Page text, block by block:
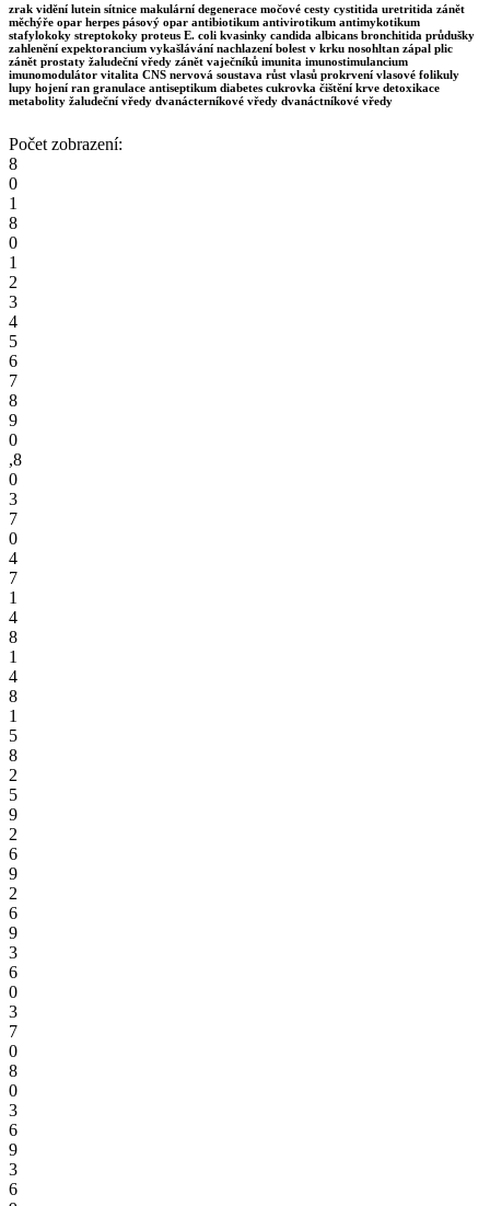
zrak vidění lutein sítnice makulární degenerace močové cesty cystitida uretritida zánět
měchýře opar herpes pásový opar antibiotikum antivirotikum antimykotikum
stafylokoky streptokoky proteus E. coli kvasinky candida albicans bronchitida průdušky
zahlenění expektorancium vykašlávání nachlazení bolest v krku nosohltan zápal plic
zánět prostaty žaludeční vředy zánět vaječníků imunita imunostimulancium
imunomodulátor vitalita CNS nervová soustava růst vlasů prokrvení vlasové folikuly
lupy hojení ran granulace antiseptikum diabetes cukrovka čištění krve detoxikace
metabolity žaludeční vředy dvanácterníkové vředy dvanáctníkové vředy
Počet zobrazení:
8
0
1
8
0
1
2
3
4
5
6
7
8
9
0
,8
0
3
7
0
4
7
1
4
8
1
4
8
1
5
8
2
5
9
2
6
9
2
6
9
3
6
0
3
7
0
8
0
3
6
9
3
6